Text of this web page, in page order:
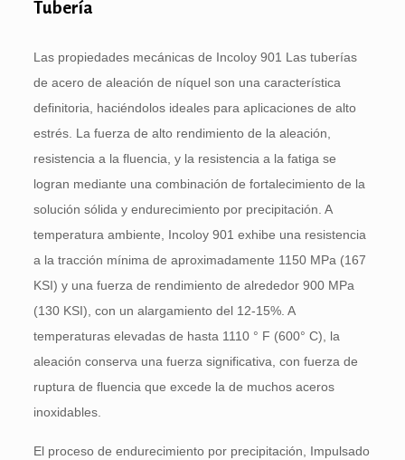
Tubería
Las propiedades mecánicas de Incoloy 901 Las tuberías
de acero de aleación de níquel son una característica
definitoria, haciéndolos ideales para aplicaciones de alto
estrés. La fuerza de alto rendimiento de la aleación,
resistencia a la fluencia, y la resistencia a la fatiga se
logran mediante una combinación de fortalecimiento de la
solución sólida y endurecimiento por precipitación. A
temperatura ambiente, Incoloy 901 exhibe una resistencia
a la tracción mínima de aproximadamente 1150 MPa (167
KSI) y una fuerza de rendimiento de alrededor 900 MPa
(130 KSI), con un alargamiento del 12-15%. A
temperaturas elevadas de hasta 1110 ° F (600° C), la
aleación conserva una fuerza significativa, con fuerza de
ruptura de fluencia que excede la de muchos aceros
inoxidables.
El proceso de endurecimiento por precipitación, Impulsado